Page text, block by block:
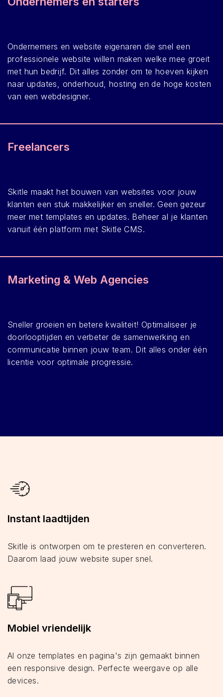
Ondernemers en website eigenaren die snel een
professionele website willen maken welke mee groeit
met hun bedrijf. Dit alles zonder om te hoeven kijken
naar updates, onderhoud, hosting en de hoge kosten
van een webdesigner.
Freelancers
Skitle maakt het bouwen van websites voor jouw
klanten een stuk makkelijker en sneller. Geen gezeur
meer met templates en updates. Beheer al je klanten
vanuit één platform met Skitle CMS.
Marketing & Web Agencies
Sneller groeien en betere kwaliteit! Optimaliseer je
doorlooptijden en verbeter de samenwerking en
communicatie binnen jouw team. Dit alles onder één
licentie voor optimale progressie.
Instant laadtijden
Skitle is ontworpen om te presteren en converteren.
Daarom laad jouw website super snel.
Mobiel vriendelijk
Al onze templates en pagina's zijn gemaakt binnen
een responsive design. Perfecte weergave op alle
devices.